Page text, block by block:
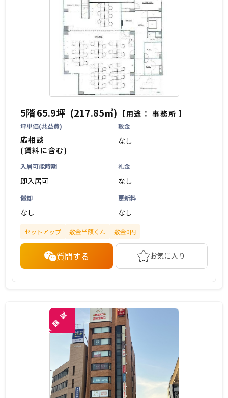
5階65.9坪 (217.85㎡) 【用途：事務所 】
坪単価(共益費)
応相談
(賃料に含む)
敷金
なし
入居可能時期
即入居可
礼金
なし
償却
なし
更新料
なし
セットアップ 敷金半額くん 敷金0円
質問する お気に入り
未
閲
覧